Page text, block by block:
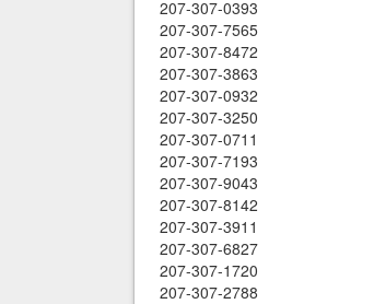
207-307-0393
207-307-7565
207-307-8472
207-307-3863
207-307-0932
207-307-3250
207-307-0711
207-307-7193
207-307-9043
207-307-8142
207-307-3911
207-307-6827
207-307-1720
207-307-2788